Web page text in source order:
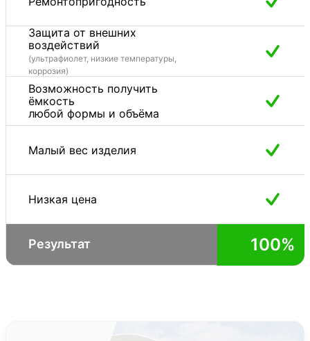
Защита от внешних
воздействий
(ультрафиолет, низкие температуры,
коррозия)
Возможность получить
ёмкость
любой формы и объёма
Малый вес изделия
Низкая цена
Результат 100%